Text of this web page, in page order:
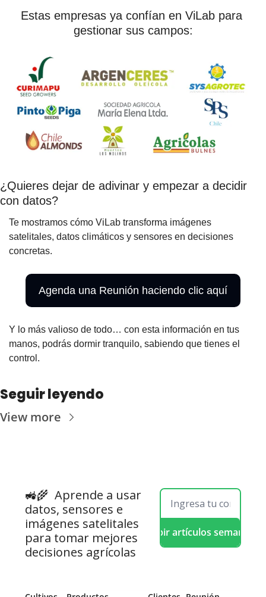
Estas empresas ya confían en ViLab para
gestionar sus campos:
¿Quieres dejar de adivinar y empezar a decidir
con datos?
Te mostramos cómo ViLab transforma imágenes
satelitales, datos climáticos y sensores en decisiones
concretas.
Agenda una Reunión haciendo clic aquí
Y lo más valioso de todo… con esta información en tus
manos, podrás dormir tranquilo, sabiendo que tienes el
control.
Seguir leyendo
View more
🚜🌾 Aprende a usar
datos, sensores e
imágenes satelitales
para tomar mejores
decisiones agrícolas
Recibir artículos semanales